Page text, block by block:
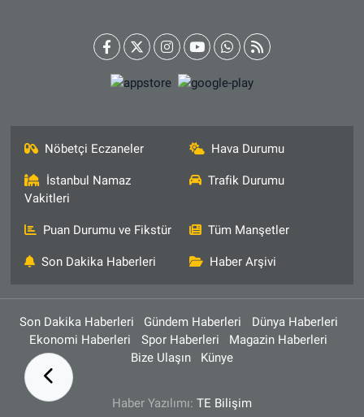
Nöbetçi Eczaneler Hava Durumu
İstanbul Namaz
Vakitleri
Trafik Durumu
Puan Durumu ve Fikstür Tüm Manşetler
Son Dakika Haberleri Haber Arşivi
Son Dakika Haberleri Gündem Haberleri
Dünya Haberleri
Ekonomi Haberleri
Spor Haberleri
Magazin Haberleri
Bize Ulaşın
Künye
Haber Yazılımı: TE Bilişim